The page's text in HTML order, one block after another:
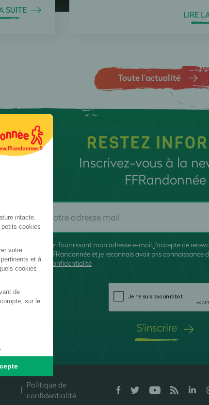
SUITE LIRE
Toute l’actualité
RESTEZ
Inscrivez-vous à la
FFRandonnée
En fournissant mon adresse e-mail, j'accepte de
FFRandonnée et je reconnais avoir pris connaissance
confidentialité
S'inscrire
Politique de
confidentialité
intacte.
cookies
votre
et à
cookies
de
sur le
vos Options
paramètres de confidentialité, en garantissant la conformité